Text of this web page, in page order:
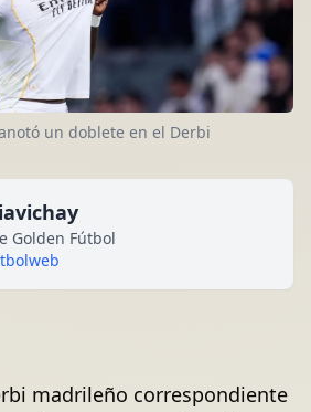
un doblete en el Derbi
Golden Fútbol
madrileño correspondiente